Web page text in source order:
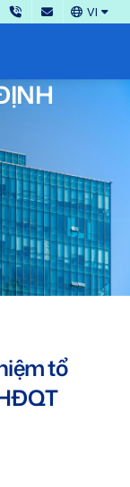
VI
tổ